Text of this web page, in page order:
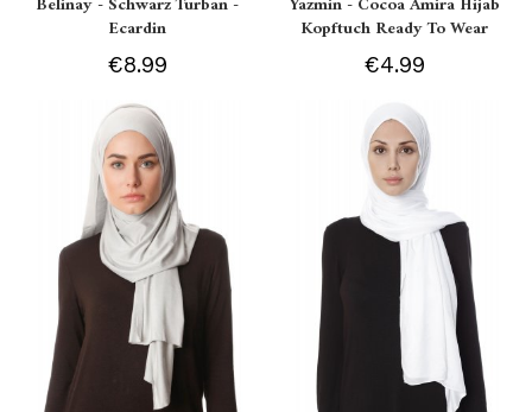
Ecardin
€8.99
Kopftuch Ready To Wear
€4.99